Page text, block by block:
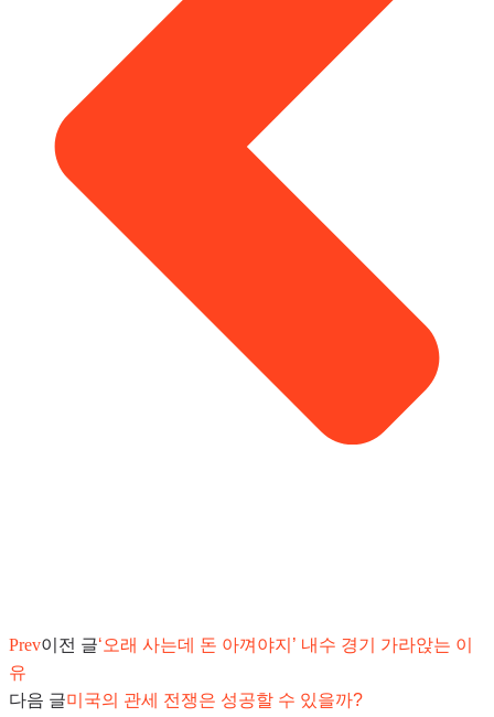
Prev이전 글‘오래 사는데 돈 아껴야지’ 내수 경기 가라앉는 이
유
다음 글미국의 관세 전쟁은 성공할 수 있을까?